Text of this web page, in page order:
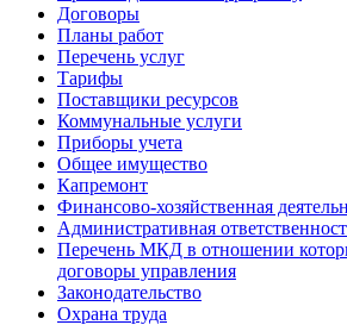
Договоры
Планы работ
Перечень услуг
Тарифы
Поставщики ресурсов
Коммунальные услуги
Приборы учета
Общее имущество
Капремонт
Финансово-хозяйственная
Административная
Перечень МКД в отношении
договоры управления
Законодательство
Охрана труда